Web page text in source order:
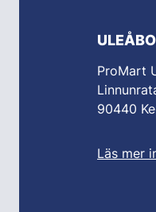
ProMart
90440
Läs mer